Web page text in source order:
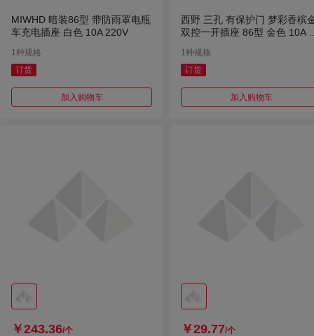
MIWHD 暗装86型 带防雨罩电瓶
车充电插座 白色 10A 220V
1种规格
订货
加入购物车
西野 三孔 有保护门 梦彩香槟
双控一开插座 86型 金色 10A
1种规格
订货
加入购物车
￥243.36/个 ￥29.77/个